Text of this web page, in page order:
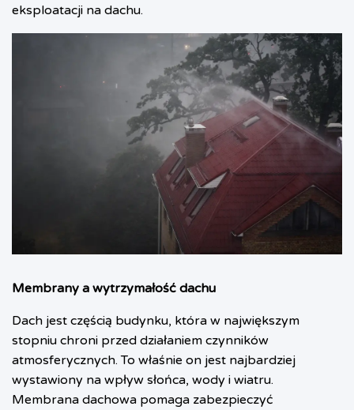
eksploatacji na dachu.
Membrany a wytrzymałość dachu
Dach jest częścią budynku, która w największym
stopniu chroni przed działaniem czynników
atmosferycznych. To właśnie on jest najbardziej
wystawiony na wpływ słońca, wody i wiatru.
Membrana dachowa pomaga zabezpieczyć